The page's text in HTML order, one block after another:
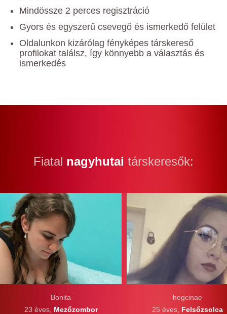
Mindössze 2 perces regisztráció
Gyors és egyszerű csevegő és ismerkedő felület
Oldalunkon kizárólag fényképes társkereső
profilokat találsz, így könnyebb a választás és
ismerkedés
Fiatal nagyhutai társkeresők:
Bonita
23 éves, Mezőzombor
hegcinae
25 éves, Felsőzsolca